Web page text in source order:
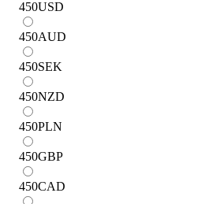
450USD
450AUD
450SEK
450NZD
450PLN
450GBP
450CAD